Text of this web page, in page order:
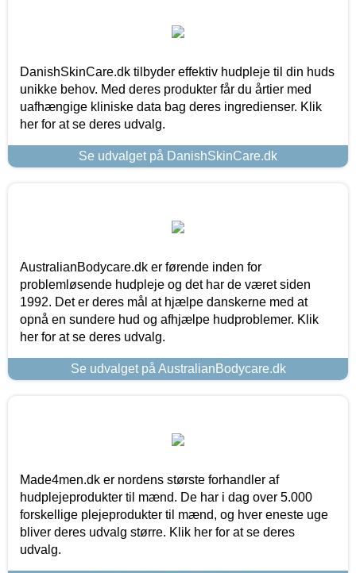
DanishSkinCare.dk tilbyder effektiv hudpleje til din huds
unikke behov. Med deres produkter får du årtier med
uafhængige kliniske data bag deres ingredienser. Klik
her for at se deres udvalg.
Se udvalget på DanishSkinCare.dk
AustralianBodycare.dk er førende inden for
problemløsende hudpleje og det har de været siden
1992. Det er deres mål at hjælpe danskerne med at
opnå en sundere hud og afhjælpe hudproblemer. Klik
her for at se deres udvalg.
Se udvalget på AustralianBodycare.dk
Made4men.dk er nordens største forhandler af
hudplejeprodukter til mænd. De har i dag over 5.000
forskellige plejeprodukter til mænd, og hver eneste uge
bliver deres udvalg større. Klik her for at se deres
udvalg.